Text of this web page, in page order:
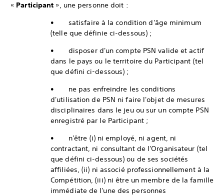
« Participant », une personne doit :
• satisfaire à la condition d'âge minimum
(telle que définie ci-dessous) ;
• disposer d'un compte PSN valide et actif
dans le pays ou le territoire du Participant (tel
que défini ci-dessous) ;
• ne pas enfreindre les conditions
d'utilisation de PSN ni faire l'objet de mesures
disciplinaires dans le jeu ou sur un compte PSN
enregistré par le Participant ;
• n'être (i) ni employé, ni agent, ni
contractant, ni consultant de l'Organisateur (tel
que défini ci-dessous) ou de ses sociétés
affiliées, (ii) ni associé professionnellement à la
Compétition, (iii) ni être un membre de la famille
immédiate de l'une des personnes